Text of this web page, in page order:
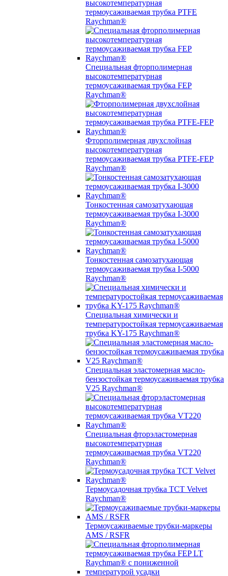
высокотемпературная
термоусаживаемая трубка PTFE
Raychman®
Специальная фторполимерная
высокотемпературная
термоусаживаемая трубка FEP
Raychman®
Фторполимерная двухслойная
высокотемпературная
термоусаживаемая трубка PTFE-FEP
Raychman®
Тонкостенная самозатухающая
термоусаживаемая трубка I-3000
Raychman®
Тонкостенная самозатухающая
термоусаживаемая трубка I-5000
Raychman®
Специальная химически и
температуростойкая термоусаживаемая
трубка KY-175 Raychman®
Специальная эластомерная масло-
бензостойкая термоусаживаемая трубка
V25 Raychman®
Специальная фторэластомерная
высокотемпературная
термоусаживаемая трубка VT220
Raychman®
Термоусадочная трубка TCT Velvet
Raychman®
Термоусаживаемые трубки-маркеры
AMS / RSFR